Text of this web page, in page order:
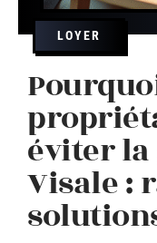
LOYER
éviter
Visale :